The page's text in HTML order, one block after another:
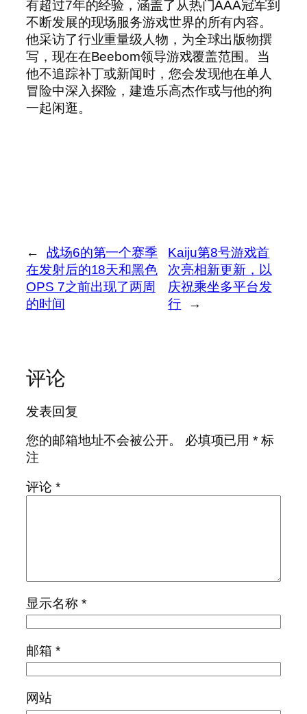
有超过7年的经验，涵盖了从热门AAA冠军到
不断发展的现场服务游戏世界的所有内容。
他采访了行业重量级人物，为全球出版物撰
写，现在在Beebom领导游戏覆盖范围。当
他不追踪补丁或新闻时，您会发现他在单人
冒险中深入探险，建造乐高杰作或与他的狗
一起闲逛。
←
战场6的第一个赛季
在发射后的18天和黑色
OPS 7之前出现了两周
的时间
Kaiju第8号游戏首
次亮相新更新，以
庆祝乘坐多平台发
行
→
评论
发表回复
您的邮箱地址不会被公开。
必填项已用* 标
注
评论 *
显示名称 *
邮箱 *
网站